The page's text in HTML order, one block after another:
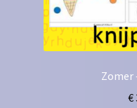
Zomer
€